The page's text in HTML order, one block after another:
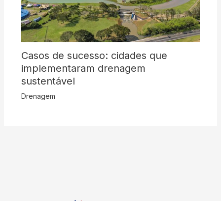
Casos de sucesso: cidades que
implementaram drenagem
sustentável
Drenagem